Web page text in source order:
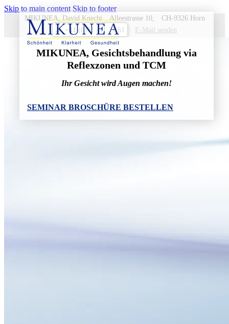
Skip to main content Skip to footer
MIKUNEA, David Knecht Alleestrasse 10, CH-9326 Horn
p +41 (0)71 411 21 61 nednes liaM-E
MIKUNEA, Gesichts­behand­lung via
Reflexzonen und TCM
Ihr Gesicht wird Augen machen!
SEMINAR BROSCHÜRE BESTELLEN